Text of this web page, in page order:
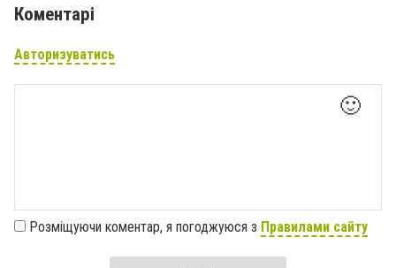
Коментарі
Авторизуватись
🙂
Розміщуючи коментар, я погоджуюся з Правилами сайту